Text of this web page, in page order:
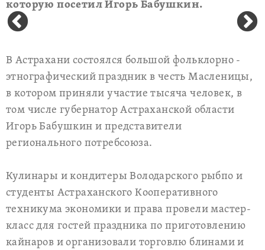
которую посетил Игорь Бабушкин.
В Астрахани состоялся большой фольклорно -
этнографический праздник в честь Масленицы,
в котором приняли участие тысяча человек, в
том числе губернатор Астраханской области
Игорь Бабушкин и представители
регионального потребсоюза.
Кулинары и кондитеры Володарского рыбпо и
студенты Астраханского Кооперативного
техникума экономики и права провели мастер-
класс для гостей праздника по приготовлению
кайнаров и организовали торговлю блинами и